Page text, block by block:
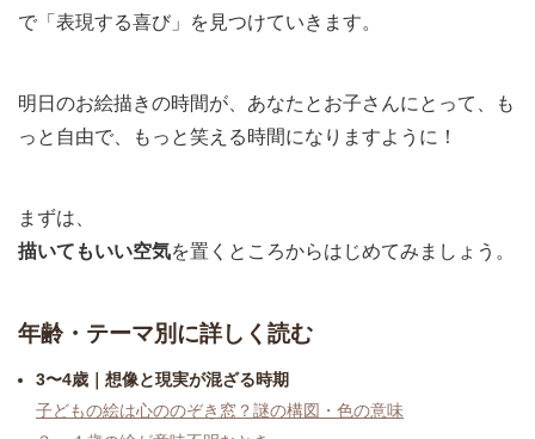
で「表現する喜び」を見つけていきます。
明日のお絵描きの時間が、あなたとお子さんにとって、も
っと自由で、もっと笑える時間になりますように！
まずは、
描いてもいい空気を置くところからはじめてみましょう。
年齢・テーマ別に詳しく読む
3〜4歳｜想像と現実が混ざる時期
子どもの絵は心ののぞき窓？謎の構図・色の意味